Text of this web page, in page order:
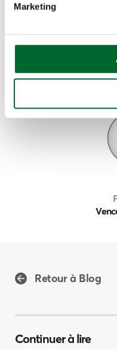
Marketing
Retour à Blog
Continuer à lire